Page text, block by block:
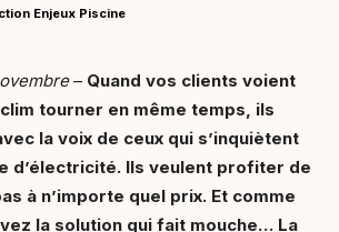
Enjeux Piscine
– Quand vos clients voient
tourner en même temps, ils
la voix de ceux qui s’inquiètent
d’électricité. Ils veulent profiter de
à n’importe quel prix. Et comme
la solution qui fait mouche… La